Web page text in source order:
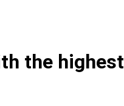
the highest